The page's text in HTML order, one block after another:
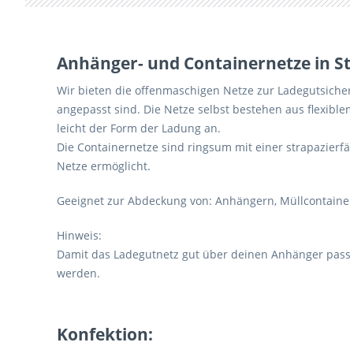
Anhänger- und Containernetze in
Wir bieten die offenmaschigen Netze zur
angepasst sind. Die Netze selbst bestehen aus
leicht der Form der Ladung an.
Die Containernetze sind ringsum mit einer
Netze ermöglicht.
Geeignet zur Abdeckung von: Anhängern,
Hinweis:
Damit das Ladegutnetz gut über deinen Anhänger
werden.
Konfektion: